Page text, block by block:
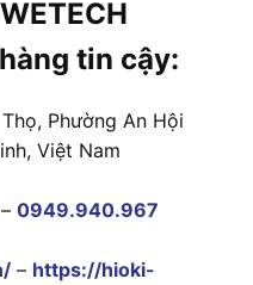
tin cậy:
Phường An Hội
Việt Nam
– 0949.940.967
– https://hioki-